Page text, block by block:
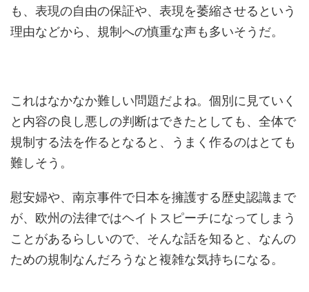
も、表現の自由の保証や、表現を萎縮させるという
理由などから、規制への慎重な声も多いそうだ。
これはなかなか難しい問題だよね。個別に見ていく
と内容の良し悪しの判断はできたとしても、全体で
規制する法を作るとなると、うまく作るのはとても
難しそう。
慰安婦や、南京事件で日本を擁護する歴史認識まで
が、欧州の法律ではヘイトスピーチになってしまう
ことがあるらしいので、そんな話を知ると、なんの
ための規制なんだろうなと複雑な気持ちになる。